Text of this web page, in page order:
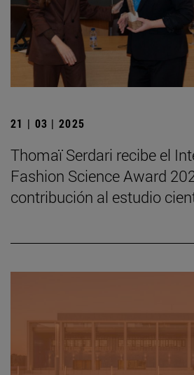
21 | 03 | 2025
Thomaï Serdari recibe el
Fashion Science Award
contribución al estudio